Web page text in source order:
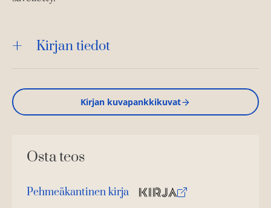
Kirjan tiedot
Kirjan kuvapankkikuvat
Osta teos
O
Pehmeäkantinen kirja
K